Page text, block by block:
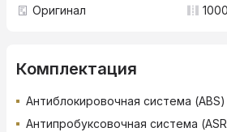
Оригинал
Комплектация
Антиблокировочная система (ABS)
Антипробуксовочная система